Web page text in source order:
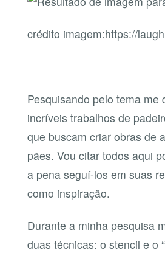
crédito imagem:https://
Pesquisando pelo tema me
incríveis trabalhos de
que buscam criar obras de
pães. Vou citar todos aqui
a pena seguí-los em suas
como inspiração.
Durante a minha pesquisa
duas técnicas: o stencil e o